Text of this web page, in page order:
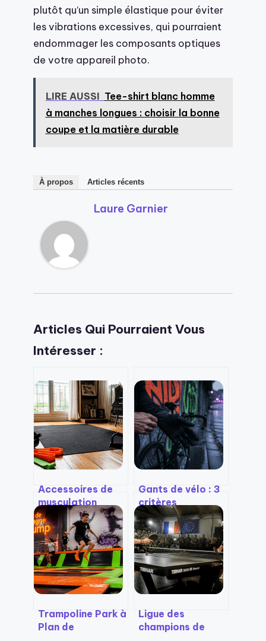
plutôt qu’un simple élastique pour éviter
les vibrations excessives, qui pourraient
endommager les composants optiques
de votre appareil photo.
LIRE AUSSI Tee-shirt blanc homme
à manches longues : choisir la bonne
coupe et la matière durable
À propos Articles récents
Laure Garnier
Articles Qui Pourraient Vous
Intéresser :
Accessoires de
musculation
maison : 5 outils
compacts pour
progresser sans
encombrer votre
intérieur
Gants de vélo : 3
critères
techniques pour
choisir la
protection idéale
Trampoline Park à
Plan de
Ligue des
champions de